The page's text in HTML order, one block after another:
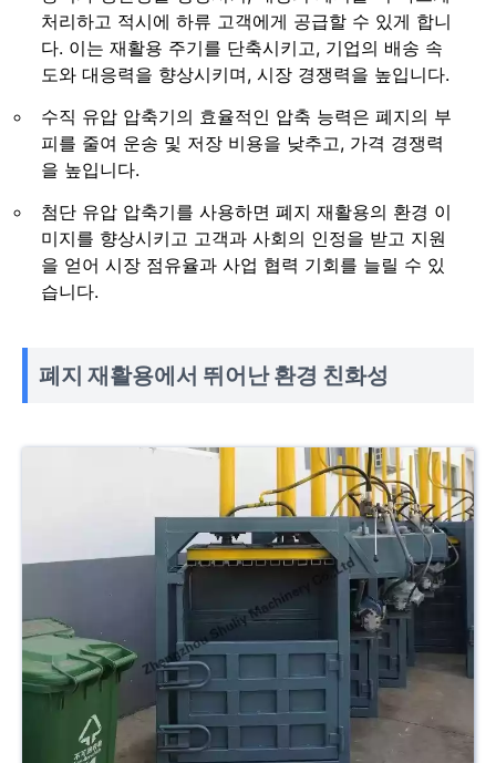
처리하고 적시에 하류 고객에게 공급할 수 있게 합니
다. 이는 재활용 주기를 단축시키고, 기업의 배송 속
도와 대응력을 향상시키며, 시장 경쟁력을 높입니다.
수직 유압 압축기의 효율적인 압축 능력은 폐지의 부
피를 줄여 운송 및 저장 비용을 낮추고, 가격 경쟁력
을 높입니다.
첨단 유압 압축기를 사용하면 폐지 재활용의 환경 이
미지를 향상시키고 고객과 사회의 인정을 받고 지원
을 얻어 시장 점유율과 사업 협력 기회를 늘릴 수 있
습니다.
폐지 재활용에서 뛰어난 환경 친화성